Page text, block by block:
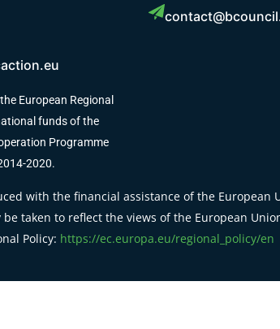
European Regional
funds of the
Programme
2020.
with the financial assistance of the
taken to reflect the views of the European
Policy: https://ec.europa.eu/regional_policy/en